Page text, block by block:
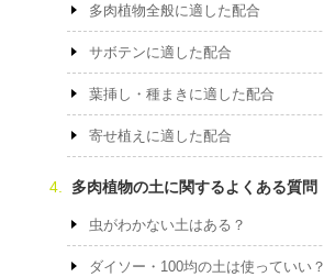
多肉植物全般に適した配合
サボテンに適した配合
葉挿し・種まきに適した配合
寄せ植えに適した配合
多肉植物の土に関するよくある質問
虫がわかない土はある？
ダイソー・100均の土は使っていい？